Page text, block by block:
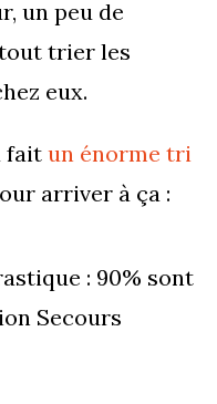
un peu de
trier les
eux.
fait un énorme tri
arriver à ça :
: 90% sont
Secours